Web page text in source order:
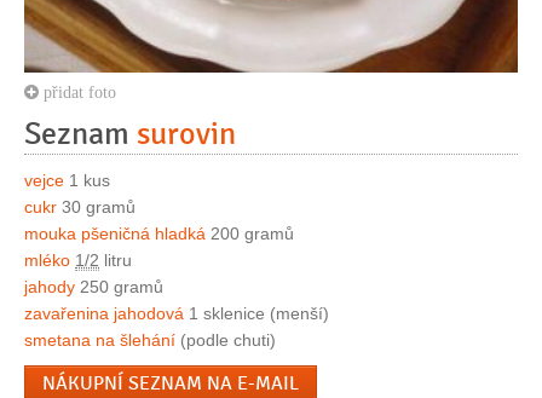
přidat foto
Seznam surovin
vejce 1 kus
cukr 30 gramů
mouka pšeničná hladká 200 gramů
mléko 1/2 litru
jahody 250 gramů
zavařenina jahodová 1 sklenice (menší)
smetana na šlehání (podle chuti)
NÁKUPNÍ SEZNAM NA E-MAIL